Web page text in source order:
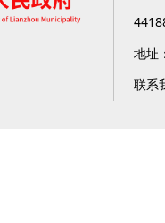
地址
联系